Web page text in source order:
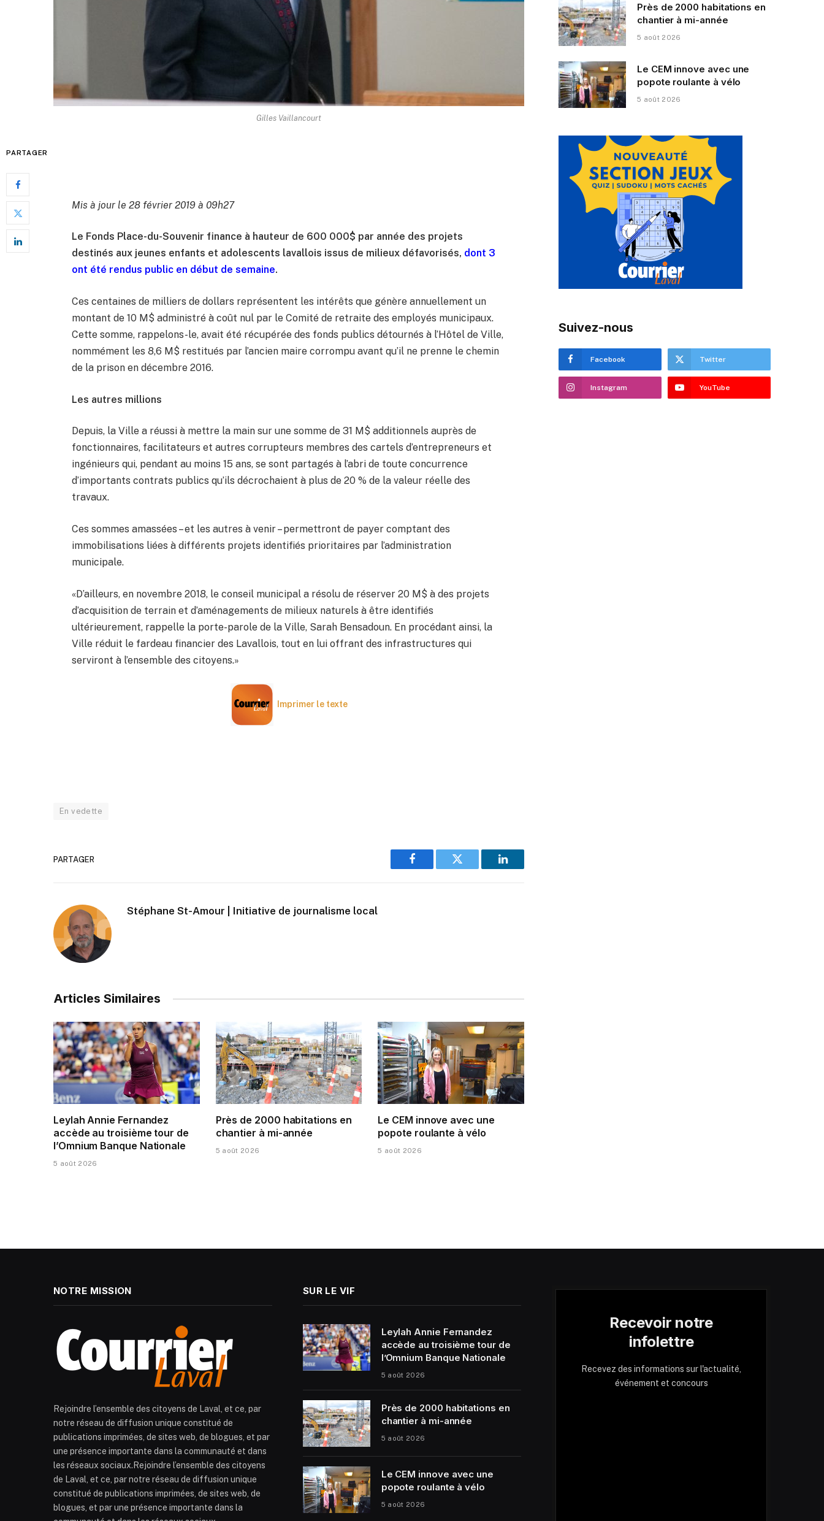
Gilles Vaillancourt
PARTAGER
Mis à jour le 28 février 2019 à 09h27
Le Fonds Place-du-Souvenir finance à hauteur de 600 000$ par année des projets
destinés aux jeunes enfants et adolescents lavallois issus de milieux défavorisés, dont 3
ont été rendus public en début de semaine.
Ces centaines de milliers de dollars représentent les intérêts que génère annuellement un
montant de 10 M$ administré à coût nul par le Comité de retraite des employés municipaux.
Cette somme, rappelons-le, avait été récupérée des fonds publics détournés à l’Hôtel de Ville,
nommément les 8,6 M$ restitués par l’ancien maire corrompu avant qu’il ne prenne le chemin
de la prison en décembre 2016.
Les autres millions
Depuis, la Ville a réussi à mettre la main sur une somme de 31 M$ additionnels auprès de
fonctionnaires, facilitateurs et autres corrupteurs membres des cartels d’entrepreneurs et
ingénieurs qui, pendant au moins 15 ans, se sont partagés à l’abri de toute concurrence
d’importants contrats publics qu’ils décrochaient à plus de 20 % de la valeur réelle des
travaux.
Ces sommes amassées – et les autres à venir – permettront de payer comptant des
immobilisations liées à différents projets identifiés prioritaires par l’administration
municipale.
«D’ailleurs, en novembre 2018, le conseil municipal a résolu de réserver 20 M$ à des projets
d’acquisition de terrain et d’aménagements de milieux naturels à être identifiés
ultérieurement, rappelle la porte-parole de la Ville, Sarah Bensadoun. En procédant ainsi, la
Ville réduit le fardeau financier des Lavallois, tout en lui offrant des infrastructures qui
serviront à l’ensemble des citoyens.»
Imprimer le texte
En vedette
PARTAGER
Facebook Twitter LinkedIn
Stéphane St-Amour | Initiative de journalisme local
Articles Similaires
Leylah Annie Fernandez
accède au troisième tour de
l’Omnium Banque Nationale
5 août 2026
Près de 2000 habitations en
chantier à mi-année
5 août 2026
Le CEM innove avec une
popote roulante à vélo
5 août 2026
Près de 2000 habitations en
chantier à mi-année
5 août 2026
Le CEM innove avec une
popote roulante à vélo
5 août 2026
Suivez-nous
Facebook Twitter
Instagram YouTube
NOTRE MISSION
Rejoindre l’ensemble des citoyens de Laval, et ce, par
notre réseau de diffusion unique constitué de
publications imprimées, de sites web, de blogues, et par
une présence importante dans la communauté et dans
les réseaux sociaux.Rejoindre l’ensemble des citoyens
de Laval, et ce, par notre réseau de diffusion unique
constitué de publications imprimées, de sites web, de
blogues, et par une présence importante dans la
SUR LE VIF
Leylah Annie Fernandez
accède au troisième tour de
l’Omnium Banque Nationale
5 août 2026
Près de 2000 habitations en
chantier à mi-année
5 août 2026
Le CEM innove avec une
popote roulante à vélo
5 août 2026
Recevoir notre
infolettre
Recevez des informations sur l'actualité,
événement et concours